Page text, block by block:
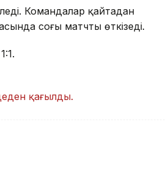
Командалар қайтадан
соңғы матчты өткізеді.
қағылды.